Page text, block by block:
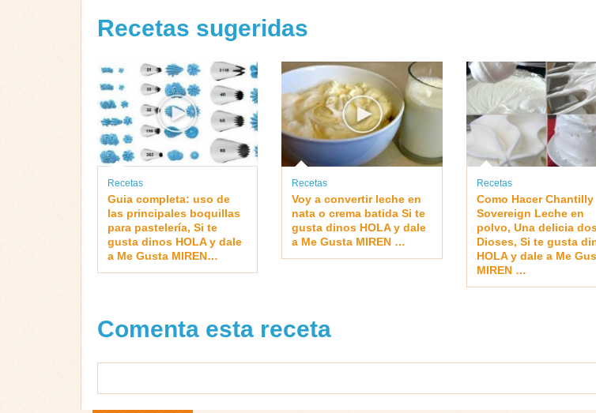
Recetas sugeridas
Recetas
Guia completa: uso de
las principales boquillas
para pastelería, Si te
gusta dinos HOLA y dale
a Me Gusta MIREN…
Recetas
Voy a convertir leche en
nata o crema batida Si te
gusta dinos HOLA y dale
a Me Gusta MIREN …
Recetas
Como Hacer Chantilly
Sovereign Leche en
polvo, Una delicia
Dioses, Si te gusta
HOLA y dale a Me
MIREN …
Comenta esta receta